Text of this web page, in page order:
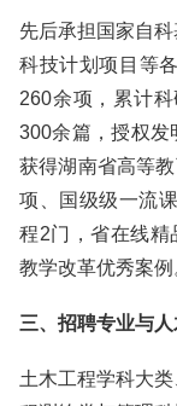
先后承担国家自
科技计划项目等
260余项，累计
300余篇，授权发
获得湖南省高等
项、国级级一流
程2门，省在线精
教学改革优秀案例
三、招聘专业与
土木工程学科大